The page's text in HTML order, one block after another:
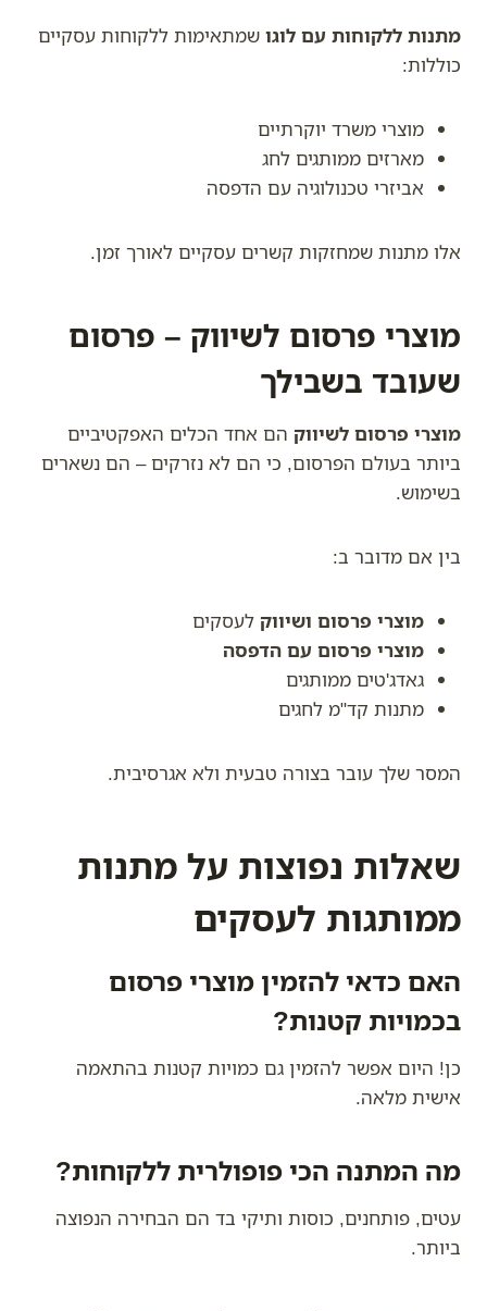
מתנות ללקוחות עם לוגו שמתאימות ללקוחות עסקיים
כוללות:
מוצרי משרד יוקרתיים
מארזים ממותגים לחג
אביזרי טכנולוגיה עם הדפסה
אלו מתנות שמחזקות קשרים עסקיים לאורך זמן.
מוצרי פרסום לשיווק – פרסום
שעובד בשבילך
מוצרי פרסום לשיווק הם אחד הכלים האפקטיביים
ביותר בעולם הפרסום, כי הם לא נזרקים – הם נשארים
בשימוש.
בין אם מדובר ב:
מוצרי פרסום ושיווק לעסקים
מוצרי פרסום עם הדפסה
גאדג'טים ממותגים
מתנות קד"מ לחגים
המסר שלך עובר בצורה טבעית ולא אגרסיבית.
שאלות נפוצות על מתנות
ממותגות לעסקים
האם כדאי להזמין מוצרי פרסום
בכמויות קטנות?
כן! היום אפשר להזמין גם כמויות קטנות בהתאמה
אישית מלאה.
מה המתנה הכי פופולרית ללקוחות?
עטים, פותחנים, כוסות ותיקי בד הם הבחירה הנפוצה
ביותר.